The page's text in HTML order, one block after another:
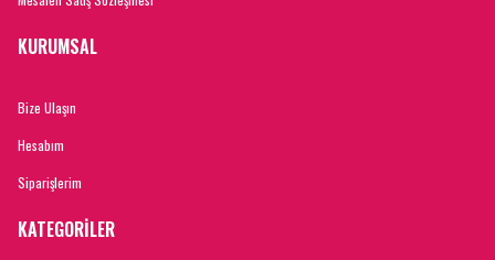
KURUMSAL
Bize Ulaşın
Hesabım
Siparişlerim
KATEGORİLER